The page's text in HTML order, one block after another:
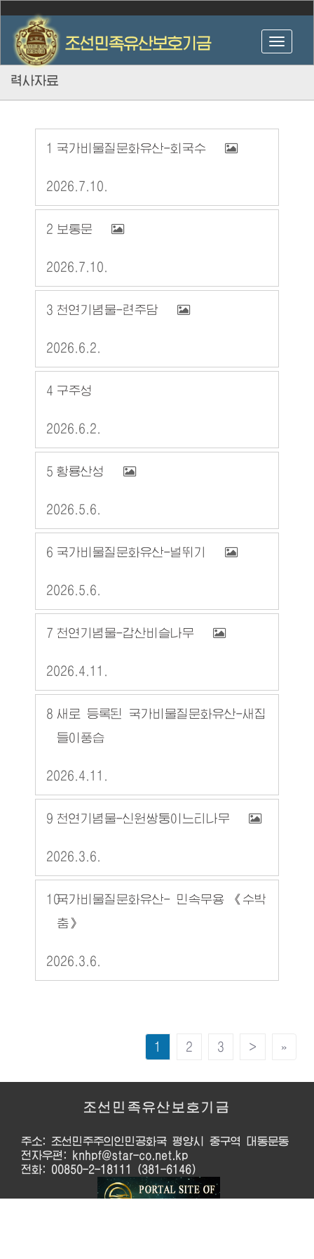
력사자료
1 국가비물질문화유산-회국수
2026.7.10.
2 보통문
2026.7.10.
3 천연기념물-련주담
2026.6.2.
4 구주성
2026.6.2.
5 황룡산성
2026.5.6.
6 국가비물질문화유산-널뛰기
2026.5.6.
7 천연기념물-갑산비슬나무
2026.4.11.
8 새로 등록된 국가비물질문화유산-새집
들이풍습
2026.4.11.
9 천연기념물-신원쌍둥이느티나무
2026.3.6.
10국가비물질문화유산- 민속무용 《수박
춤》
2026.3.6.
1 2 3 > »
조선민족유산보호기금
주소: 조선민주주의인민공화국 평양시 중구역 대동문동
전자우편: knhpf@star-co.net.kp
전화: 00850-2-18111 (381-6146)